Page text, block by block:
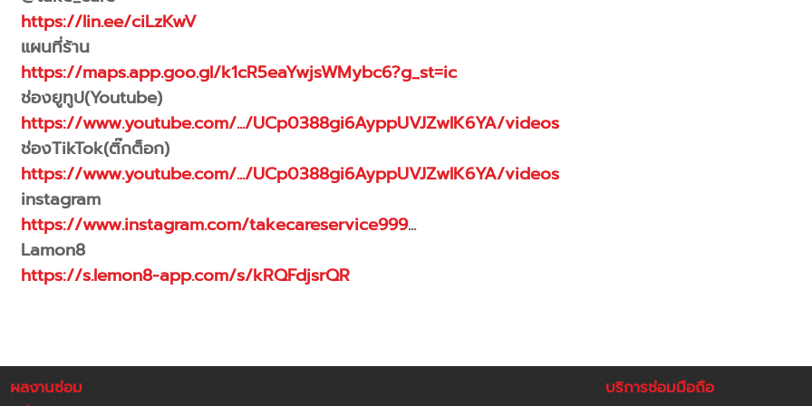
https://lin.ee/ciLzKwV
แผนที่ร้าน
https://maps.app.goo.gl/k1cR5eaYwjsWMybc6?g_st=ic
ช่องยูทูป(Youtube)
https://www.youtube.com/.../UCp0388gi6AyppUVJZwlK6YA/videos
ช่องTikTok(ติ๊กต็อก)
https://www.youtube.com/.../UCp0388gi6AyppUVJZwlK6YA/videos
instagram
https://www.instagram.com/takecareservice999...
Lamon8
https://s.lemon8-app.com/s/kRQFdjsrQR
ผลงานซ่อม บริการซ่อมมือถือ